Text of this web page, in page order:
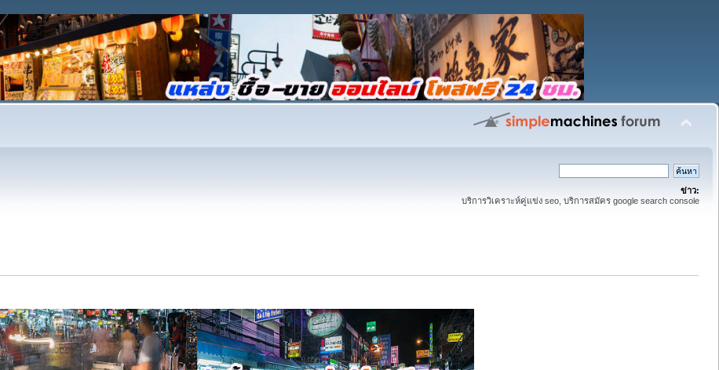
ข่าว:
บริการวิเคราะห์คู่แข่ง seo, บริการสมัคร google search console